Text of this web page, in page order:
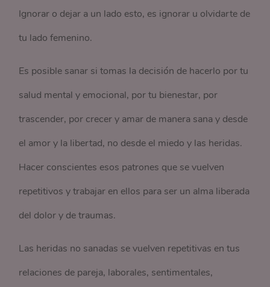
Ignorar o dejar a un lado esto, es ignorar u olvidarte de
tu lado femenino.
Es posible sanar si tomas la decisión de hacerlo por tu
salud mental y emocional, por tu bienestar, por
trascender, por crecer y amar de manera sana y desde
el amor y la libertad, no desde el miedo y las heridas.
Hacer conscientes esos patrones que se vuelven
repetitivos y trabajar en ellos para ser un alma liberada
del dolor y de traumas.
Las heridas no sanadas se vuelven repetitivas en tus
relaciones de pareja, laborales, sentimentales,